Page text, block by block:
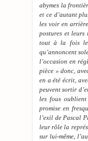
abymes la
et ce d’autant
les voir en
postures et leurs
tout à la fois
qu’annoncent
l’occasion en
pièce » donc,
en a été écrit,
peuvent sortir
les fous
promise en
l’exil de Pascal
leur rôle la
sur lui-même,